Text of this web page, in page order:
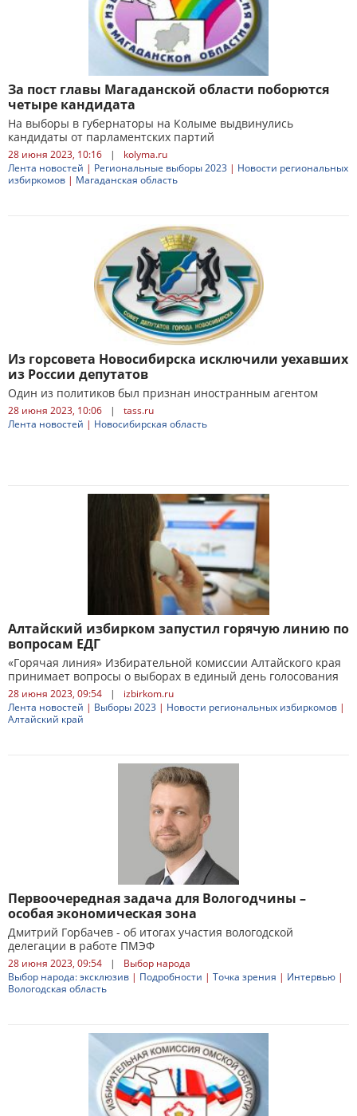
За пост главы Магаданской области поборются
четыре кандидата
На выборы в губернаторы на Колыме выдвинулись
кандидаты от парламентских партий
28 июня 2023, 10:16 |
kolyma.ru
Лента новостей | Региональные выборы 2023 | Новости региональных
избиркомов | Магаданская область
Из горсовета Новосибирска исключили уехавших
из России депутатов
Один из политиков был признан иностранным агентом
28 июня 2023, 10:06 |
tass.ru
Лента новостей | Новосибирская область
Алтайский избирком запустил горячую линию по
вопросам ЕДГ
«Горячая линия» Избирательной комиссии Алтайского края
принимает вопросы о выборах в единый день голосования
28 июня 2023, 09:54 |
izbirkom.ru
Лента новостей | Выборы 2023 | Новости региональных избиркомов |
Алтайский край
Первоочередная задача для Вологодчины –
особая экономическая зона
Дмитрий Горбачев - об итогах участия вологодской
делегации в работе ПМЭФ
28 июня 2023, 09:54 |
Выбор народа
Выбор народа: эксклюзив | Подробности | Точка зрения | Интервью |
Вологодская область